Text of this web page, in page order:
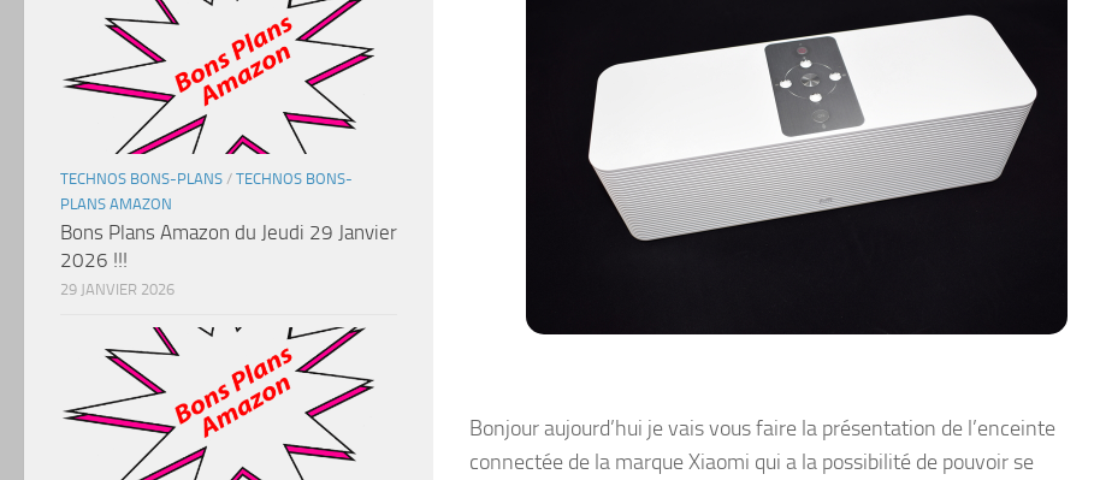
Bonjour aujourd’hui je vais vous faire la présentation de l’enceinte
connectée de la marque Xiaomi qui a la possibilité de pouvoir se
TECHNOS BONS-PLANS / TECHNOS BONS-
PLANS AMAZON
Bons Plans Amazon du Jeudi 29 Janvier
2026 !!!
29 JANVIER 2026